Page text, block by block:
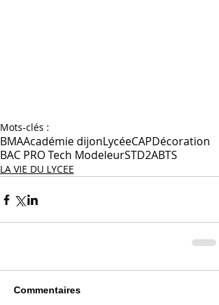
Mots-clés :
BMAAcadémie dijonLycéeCAPDécoration
BAC PRO Tech ModeleurSTD2ABTS
LA VIE DU LYCEE
Commentaires